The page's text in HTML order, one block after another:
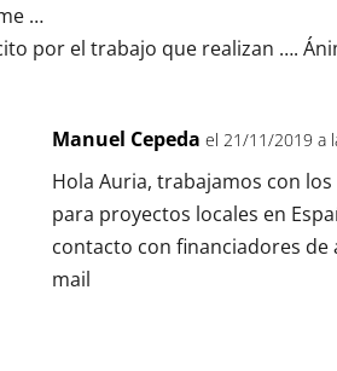
…
por el trabajo que realizan ….
Manuel Cepeda el 21/11/2019 a
Hola Auria, trabajamos con
para proyectos locales en
contacto con financiadores
mail